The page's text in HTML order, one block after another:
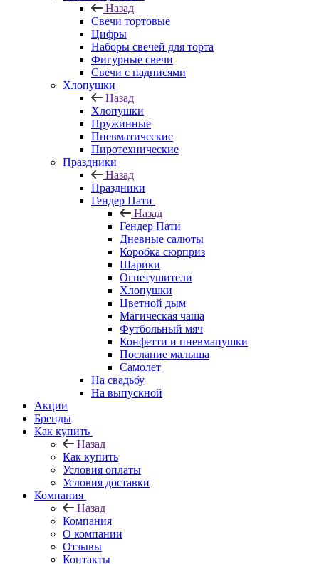
Назад
Свечи тортовые
Цифры
Наборы свечей для торта
Фигурные свечи
Свечи с надписями
Хлопушки
Назад
Хлопушки
Пружинные
Пневматические
Пиротехнические
Праздники
Назад
Праздники
Гендер Пати
Назад
Гендер Пати
Дневные салюты
Коробка сюрприз
Шарики
Огнетушители
Хлопушки
Цветной дым
Магическая чаша
Футбольный мяч
Конфетти и пневмапушки
Послание малыша
Самолет
На свадьбу
На выпускной
Акции
Бренды
Как купить
Назад
Как купить
Условия оплаты
Условия доставки
Компания
Назад
Компания
О компании
Отзывы
Контакты